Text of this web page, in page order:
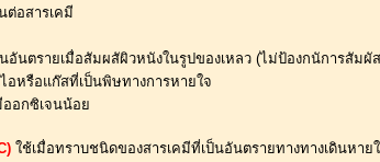
ต่อสารเคมี
นอันตรายเมื่อสัมผสัผิวหนังในรูปของเหลว (ไม่ป้องกนัการสัม
อหรือแก๊สที่เป็นพิษทางการหายใจ
อกซิเจนน้อย
ใช้เมื่อทราบชนิดของสารเคมีที่เป็นอันตรายทางทางเดินหา